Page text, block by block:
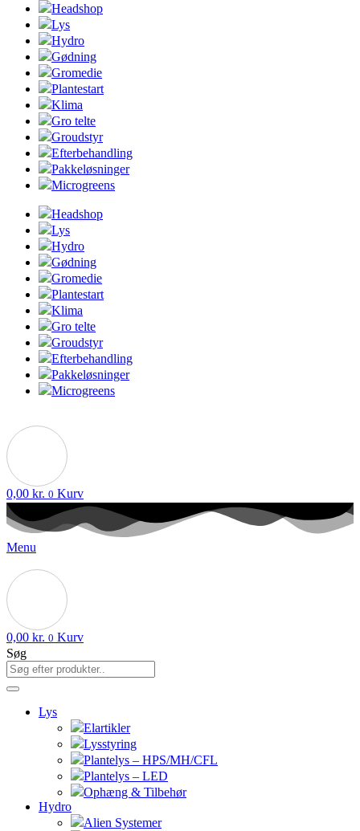
Headshop
Lys
Hydro
Gødning
Gromedie
Plantestart
Klima
Gro telte
Groudstyr
Efterbehandling
Pakkeløsninger
Microgreens
Headshop
Lys
Hydro
Gødning
Gromedie
Plantestart
Klima
Gro telte
Groudstyr
Efterbehandling
Pakkeløsninger
Microgreens
0,00 kr. 0 Kurv
Menu
0,00 kr. 0 Kurv
Søg
Lys
Elartikler
Lysstyring
Plantelys – HPS/MH/CFL
Plantelys – LED
Ophæng & Tilbehør
Hydro
Alien Systemer